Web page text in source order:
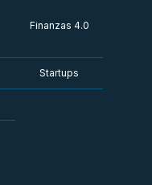
Finanzas 4.0
Startups